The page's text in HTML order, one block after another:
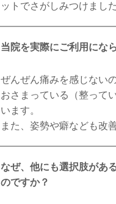
ットでさがしみつけました
当院を実際にご利用にな
ぜんぜん痛みを感じないの
おさまっている（整って
います。
また、姿勢や癖なども改
なぜ、他にも選択肢があ
のですか？